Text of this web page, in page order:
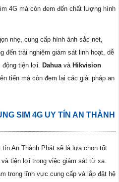
4G mà còn đem đến chất lượng hình
nhẹ, cung cấp hình ảnh sắc nét,
đến trải nghiệm giám sát linh hoạt, dễ
động tiện lợi.
Dahua và Hikvision
tiến mà còn đem lại các giải pháp an
SIM 4G UY TÍN AN THÀNH
tín An Thành Phát sẽ là lựa chọn tốt
tiện lợi trong việc giám sát từ xa.
trong lĩnh vực cung cấp và lắp đặt hệ